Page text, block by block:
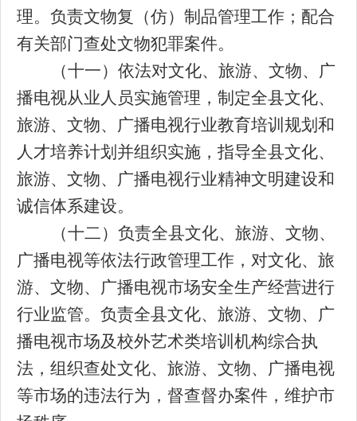
理。负责文物复（仿）制品管理工作；配合
有关部门查处文物犯罪案件。
（十一）依法对文化、旅游、文物、广
播电视从业人员实施管理，制定全县文化、
旅游、文物、广播电视行业教育培训规划和
人才培养计划并组织实施，指导全县文化、
旅游、文物、广播电视行业精神文明建设和
诚信体系建设。
（十二）负责全县文化、旅游、文物、
广播电视等依法行政管理工作，对文化、旅
游、文物、广播电视市场安全生产经营进行
行业监管。负责全县文化、旅游、文物、广
播电视市场及校外艺术类培训机构综合执
法，组织查处文化、旅游、文物、广播电视
等市场的违法行为，督查督办案件 ，维护市